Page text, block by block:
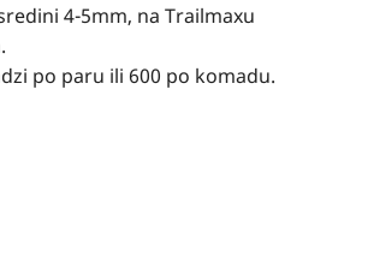
4-5mm, na Trailmaxu
po paru ili 600 po komadu.